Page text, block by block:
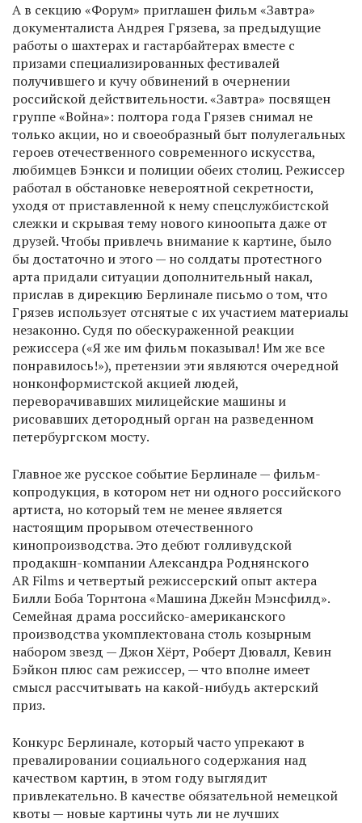
А в секцию «Форум» приглашен фильм «Завтра»
документалиста Андрея Грязева, за предыдущие
работы о шахтерах и гастарбайтерах вместе с
призами специализированных фестивалей
получившего и кучу обвинений в очернении
российской действительности. «Завтра» посвящен
группе «Война»: полтора года Грязев снимал не
только акции, но и своеобразный быт полулегальных
героев отечественного современного искусства,
любимцев Бэнкси и полиции обеих столиц. Режиссер
работал в обстановке невероятной секретности,
уходя от приставленной к нему спецслужбистской
слежки и скрывая тему нового киноопыта даже от
друзей. Чтобы привлечь внимание к картине, было
бы достаточно и этого — но солдаты протестного
арта придали ситуации дополнительный накал,
прислав в дирекцию Берлинале письмо о том, что
Грязев использует отснятые с их участием материалы
незаконно. Судя по обескураженной реакции
режиссера («Я же им фильм показывал! Им же все
понравилось!»), претензии эти являются очередной
нонконформистской акцией людей,
переворачивавших милицейские машины и
рисовавших детородный орган на разведенном
петербургском мосту.
Главное же русское событие Берлинале — фильм-
копродукция, в котором нет ни одного российского
артиста, но который тем не менее является
настоящим прорывом отечественного
кинопроизводства. Это дебют голливудской
продакшн-компании Александра Роднянского
AR Films и четвертый режиссерский опыт актера
Билли Боба Торнтона «Машина Джейн Мэнсфилд».
Семейная драма российско-американского
производства укомплектована столь козырным
набором звезд — Джон Хёрт, Роберт Дювалл, Кевин
Бэйкон плюс сам режиссер, — что вполне имеет
смысл рассчитывать на какой-нибудь актерский
приз.
Конкурс Берлинале, который часто упрекают в
превалировании социального содержания над
качеством картин, в этом году выглядит
привлекательно. В качестве обязательной немецкой
квоты — новые картины чуть ли не лучших